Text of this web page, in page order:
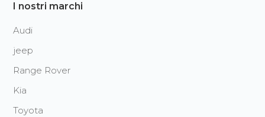
I nostri marchi
Audi
jeep
Range Rover
Kia
Toyota